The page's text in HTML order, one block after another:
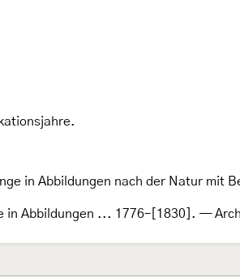
in Abbildungen nach der Natur mit
in Abbildungen ... 1776–[1830]. —